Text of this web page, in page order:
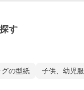
す
グの型紙 子供、幼児